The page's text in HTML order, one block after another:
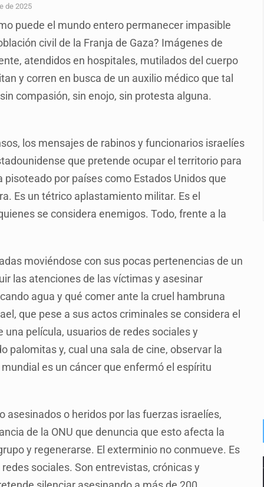
de El Salto
adolescentes desaparecidos durante julio
vinculado a jalapeños mexicanos
y decomisan 2.5 toneladas de metanfetamina
ciclosporiasis en México
de 2025
puede el mundo entero permanecer impasible
civil de la Franja de Gaza? Imágenes de
atendidos en hospitales, mutilados del cuerpo
y corren en busca de un auxilio médico que tal
compasión, sin enojo, sin protesta alguna.
los mensajes de rabinos y funcionarios israelíes
que pretende ocupar el territorio para
por países como Estados Unidos que
Es un tétrico aplastamiento militar. Es el
se considera enemigos. Todo, frente a la
moviéndose con sus pocas pertenencias de un
las atenciones de las víctimas y asesinar
agua y qué comer ante la cruel hambruna
que pese a sus actos criminales se considera el
película, usuarios de redes sociales y
palomitas y, cual una sala de cine, observar la
es un cáncer que enfermó el espíritu
asesinados o heridos por las fuerzas israelíes,
de la ONU que denuncia que esto afecta la
y regenerarse. El exterminio no conmueve. Es
sociales. Son entrevistas, crónicas y